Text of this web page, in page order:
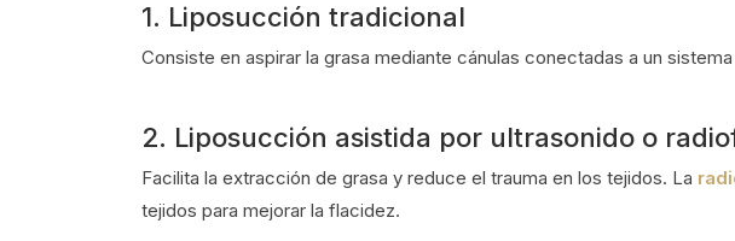
1. Liposucción tradicional
Consiste en aspirar la grasa mediante cánulas conectadas a un
2. Liposucción asistida por ultrasonido o
Facilita la extracción de grasa y reduce el trauma en los tejidos. La
tejidos para mejorar la flacidez.